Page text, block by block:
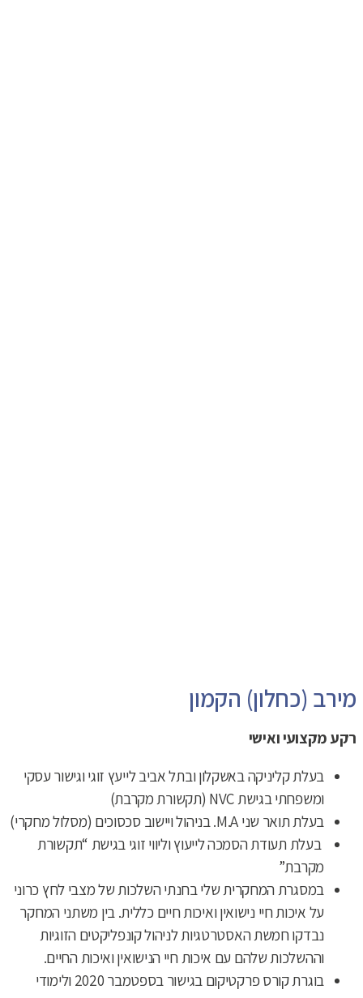
מירב (כחלון) הקמון
רקע מקצועי ואישי
בעלת קליניקה באשקלון ובתל אביב לייעץ זוגי וגישור עסקי
ומשפחתי בגישת NVC (תקשורת מקרבת)
בעלת תואר שני M.A. בניהול ויישוב סכסוכים (מסלול מחקרי)
בעלת תעודת הסמכה לייעוץ וליווי זוגי בגישת “תקשורת
מקרבת”
במסגרת המחקרית שלי בחנתי השלכות של מצבי לחץ כרוני
על איכות חיי נישואין ואיכות חיים כללית. בין משתני המחקר
נבדקו חמשת האסטרטגיות לניהול קונפליקטים הזוגיות
וההשלכות שלהם עם איכות חיי הנישואין ואיכות החיים.
בוגרת קורס פרקטיקום בגישור בספטמבר 2020 ולימודי